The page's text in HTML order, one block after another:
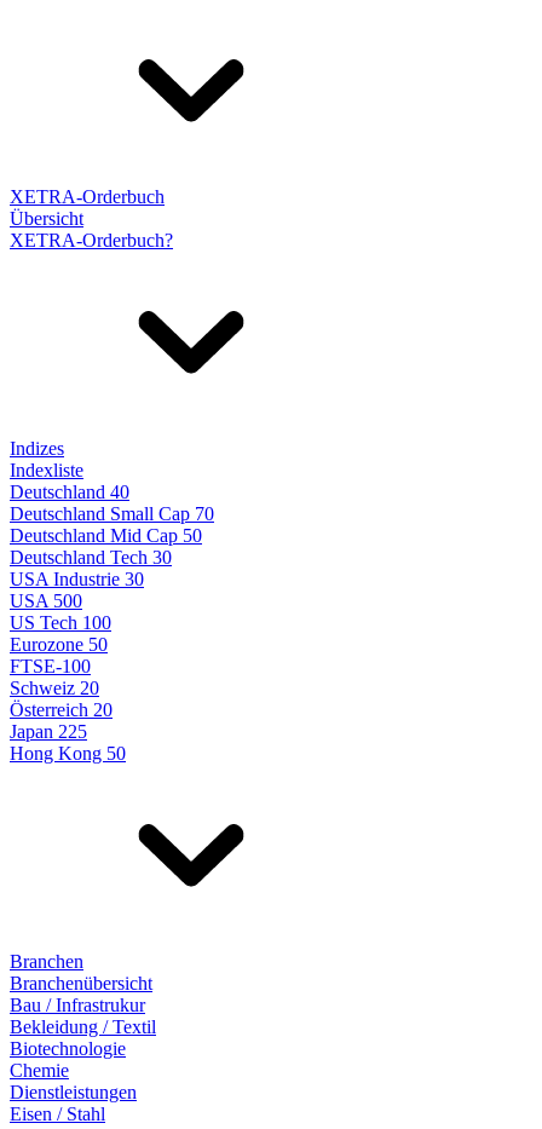
XETRA-Orderbuch
Übersicht
XETRA-Orderbuch?
Indizes
Indexliste
Deutschland 40
Deutschland Small Cap 70
Deutschland Mid Cap 50
Deutschland Tech 30
USA Industrie 30
USA 500
US Tech 100
Eurozone 50
FTSE-100
Schweiz 20
Österreich 20
Japan 225
Hong Kong 50
Branchen
Branchenübersicht
Bau / Infrastrukur
Bekleidung / Textil
Biotechnologie
Chemie
Dienstleistungen
Eisen / Stahl